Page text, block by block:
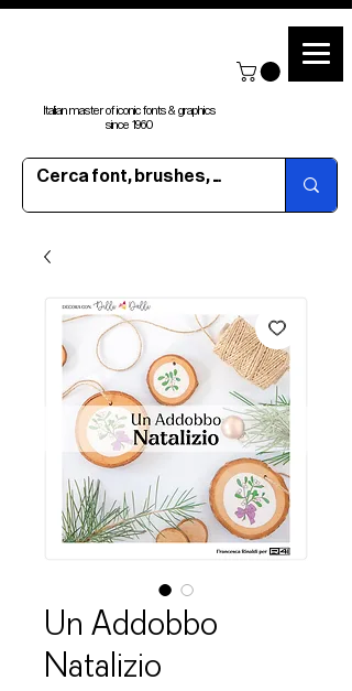
Italian master of iconic fonts & graphics
since 1960
Un Addobbo
Natalizio